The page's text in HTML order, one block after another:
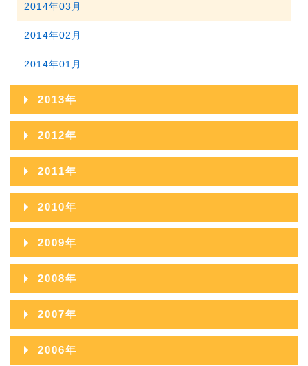
2014年03月
2014年02月
2014年01月
2013年
2013年12月
2013年11月
2013年10月
2013年09月
2013年08月
2013年07月
2013年06月
2013年05月
2012年
2012年12月
2012年11月
2012年10月
2012年09月
2012年08月
2012年07月
2012年06月
2011年
2011年12月
2011年11月
2011年10月
2011年09月
2011年08月
2011年07月
2010年
2010年12月
2010年11月
2010年10月
2010年09月
2010年08月
2009年
2009年12月
2009年11月
2009年10月
2009年09月
2008年
2008年12月
2008年11月
2007年
2007年12月
2006年